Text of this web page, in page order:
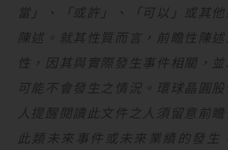
當」、「或許」、「可以」或其
陳述。就其性質而言，前瞻性陳
性，因其與實際發生事件相關，
可能不會發生之情況。環球晶圓
人提醒閱讀此文件之人須留意前
此類未來事件或未來業績的發生